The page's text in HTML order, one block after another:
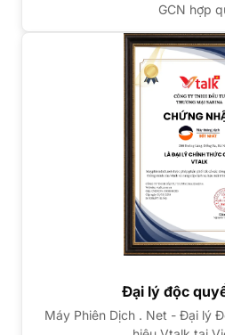
GCN hợp
Đại lý độc
Máy Phiên Dịch . Net - Đại lý